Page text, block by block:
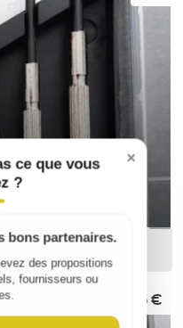
6 €
×
ce que vous
?
bons partenaires.
des propositions
fournisseurs ou